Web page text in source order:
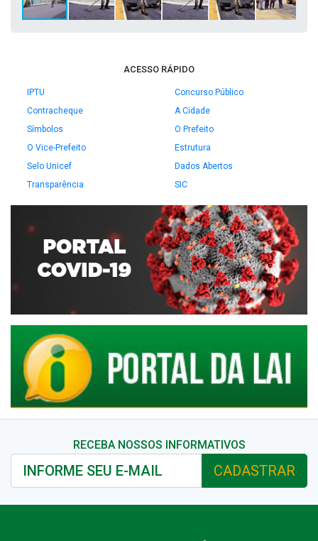
ACESSO RÁPIDO
IPTU
Concurso Público
Contracheque
A Cidade
Símbolos
O Prefeito
O Vice-Prefeito
Estrutura
Selo Unicef
Dados Abertos
Transparência
SIC
RECEBA NOSSOS INFORMATIVOS
CADASTRAR